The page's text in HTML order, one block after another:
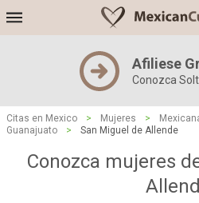
Afiliese
Conozca
Citas en Mexico > Mujeres >
Guanajuato
> San Miguel de Allende
Conozca mujeres